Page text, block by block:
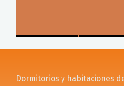
Dormitorios y habitaciones